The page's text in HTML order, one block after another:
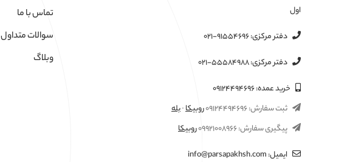
اول
دفتر مرکزی:۰۲۱-۹۱۵۵۴۶۹۶
دفتر مرکزی:۰۲۱-۵۵۵۸۴۹۸۸
خرید عمده:۰۹۱۲۴۴۹۴۶۹۶
ثبت سفارش:۰۹۱۲۴۴۹۴۶۹۶روبیکا·بله
پیگیری سفارش:۰۹۹۲۱۰۰۸۹۶۶روبیکا
ایمیل:info@parsapakhsh.com
تماس با ما
سوالات متداول
وبلاگ